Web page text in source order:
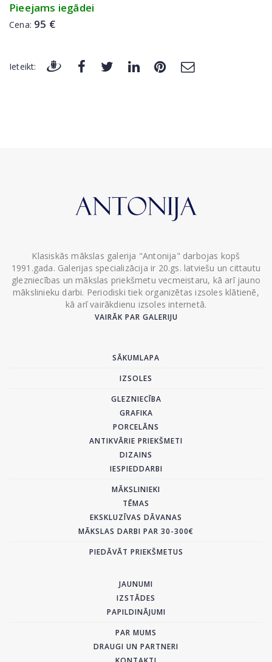
Pieejams iegādei
Cena: 95 €
Ieteikt:
Klasiskās mākslas galerija "Antonija" darbojas kopš
1991.gada. Galerijas specializācija ir 20.gs. latviešu un cittautu
glezniecības un mākslas priekšmetu vecmeistaru, kā arī jauno
mākslinieku darbi. Periodiski tiek organizētas izsoles klātienē,
kā arī vairākdienu izsoles internetā.
VAIRĀK PAR GALERIJU
SĀKUMLAPA
IZSOLES
GLEZNIECĪBA
GRAFIKA
PORCELĀNS
ANTIKVĀRIE PRIEKŠMETI
DIZAINS
IESPIEDDARBI
MĀKSLINIEKI
TĒMAS
EKSKLUZĪVAS DĀVANAS
MĀKSLAS DARBI PAR 30-300€
PIEDĀVĀT PRIEKŠMETUS
JAUNUMI
IZSTĀDES
PAPILDINĀJUMI
PAR MUMS
DRAUGI UN PARTNERI